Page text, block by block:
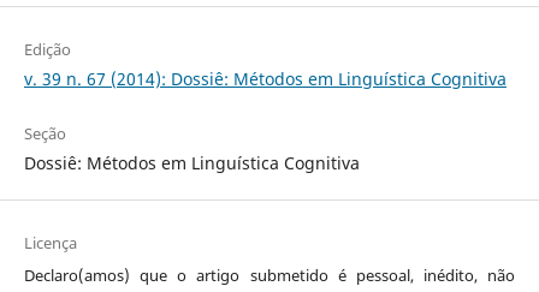
Edição
v. 39 n. 67 (2014): Dossiê: Métodos em Linguística Cognitiva
Seção
Dossiê: Métodos em Linguística Cognitiva
Licença
Declaro(amos) que o artigo submetido é pessoal, inédito, não